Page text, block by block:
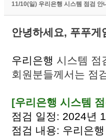
11/10(일) 우리은행 시스템 점검 안
안녕하세요, 푸푸게
우리은행 시스템 점
회원분들께서는 점
[우리은행 시스템
점검 일정: 2024년
점검 내용: 우리은